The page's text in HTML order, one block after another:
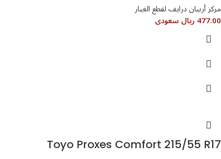
مركز أربيان درايف لقطع الغيار
477.00 ريال سعودى
Toyo Proxes Comfort 215/55 R17